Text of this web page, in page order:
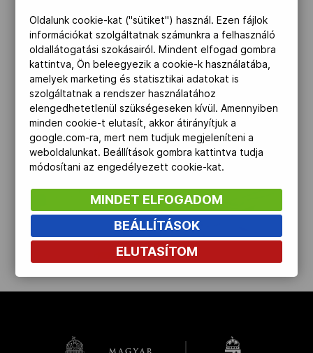
MOB
Kettőskarrier-program
NOB
Társszervezetek
OVEP
Oldalunk cookie-kat ("sütiket") használ. Ezen fájlok
információkat szolgáltatnak számunkra a felhasználó
oldallátogatási szokásairól. Mindent elfogad gombra
kattintva, Ön beleegyezik a cookie-k használatába,
amelyek marketing és statisztikai adatokat is
szolgáltatnak a rendszer használatához
elengedhetetlenül szükségeseken kívül. Amennyiben
minden cookie-t elutasít, akkor átirányítjuk a
google.com-ra, mert nem tudjuk megjeleníteni a
weboldalunkat. Beállítások gombra kattintva tudja
módosítani az engedélyezett cookie-kat.
MINDET ELFOGADOM
BEÁLLÍTÁSOK
ELUTASÍTOM